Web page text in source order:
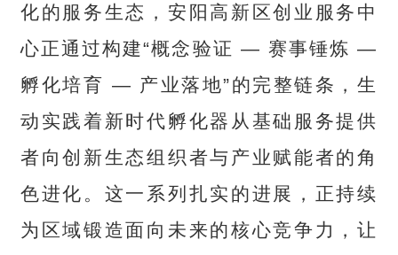
化的服务生态，安阳高新区创业服务中
心正通过构建“概念验证 — 赛事锤炼 —
孵化培育 — 产业落地”的完整链条，生
动实践着新时代孵化器从基础服务提供
者向创新生态组织者与产业赋能者的角
色进化。这一系列扎实的进展，正持续
为区域锻造面向未来的核心竞争力，让